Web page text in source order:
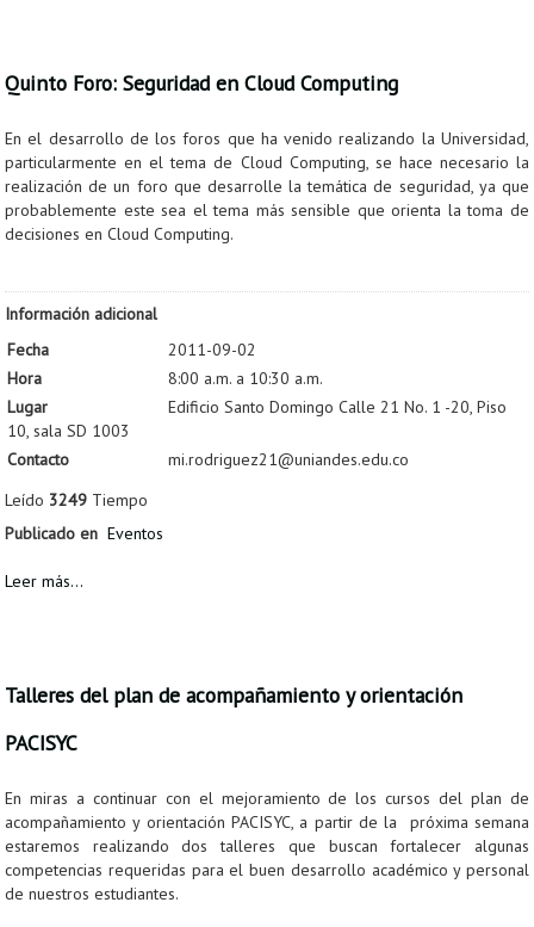
Quinto Foro: Seguridad en Cloud Computing
En el desarrollo de los foros que ha venido realizando la Universidad,
particularmente en el tema de Cloud Computing, se hace necesario la
realización de un foro que desarrolle la temática de seguridad, ya que
probablemente este sea el tema más sensible que orienta la toma de
decisiones en Cloud Computing.
Información adicional
Fecha
2011-09-02
Hora
8:00 a.m. a 10:30 a.m.
Lugar
Edificio Santo Domingo Calle 21 No. 1 -20, Piso
10, sala SD 1003
Contacto
mi.rodriguez21@uniandes.edu.co
Leído 3249 Tiempo
Publicado en Eventos
Leer más...
Talleres del plan de acompañamiento y orientación
PACISYC
En miras a continuar con el mejoramiento de los cursos del plan de
acompañamiento y orientación PACISYC, a partir de la próxima semana
estaremos realizando dos talleres que buscan fortalecer algunas
competencias requeridas para el buen desarrollo académico y personal
de nuestros estudiantes.
Retiro voluntario
Transferencia
Grado